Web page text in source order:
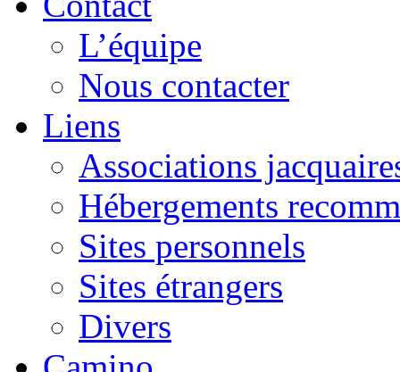
L’équipe
Nous contacter
Liens
Associations
Hébergements
Sites personnels
Sites étrangers
Divers